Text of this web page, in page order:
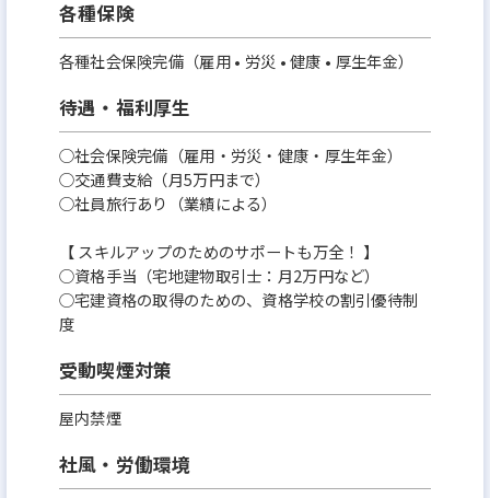
各種保険
各種社会保険完備（雇用 • 労災 • 健康 • 厚生年金）
待遇・福利厚生
○社会保険完備（雇用・労災・健康・厚生年金）
○交通費支給（月5万円まで）
○社員旅行あり（業績による）
【 スキルアップのためのサポートも万全！ 】
○資格手当（宅地建物取引士：月2万円など）
○宅建資格の取得のための、資格学校の割引優待制
度
受動喫煙対策
屋内禁煙
社風・労働環境